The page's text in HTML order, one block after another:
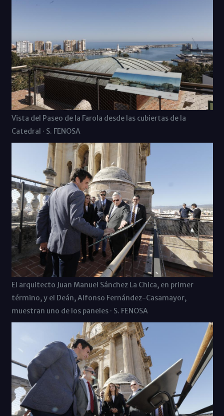
Vista del Paseo de la Farola desde las cubiertas de la
Catedral · S. FENOSA
El arquitecto Juan Manuel Sánchez La Chica, en primer
término, y el Deán, Alfonso Fernández-Casamayor,
muestran uno de los paneles · S. FENOSA